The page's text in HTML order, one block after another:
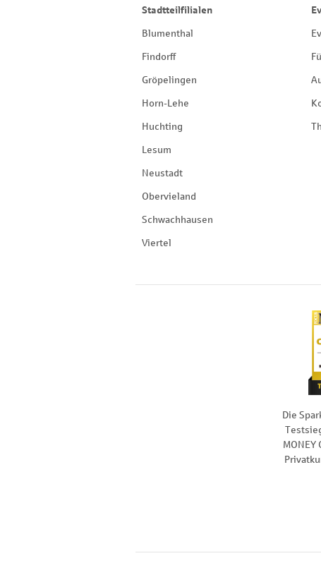
Stadtteilfilialen
Blumenthal
Findorff
Gröpelingen
Horn-Lehe
Huchting
Lesum
Neustadt
Obervieland
Schwachhausen
Viertel
Die
MONEY